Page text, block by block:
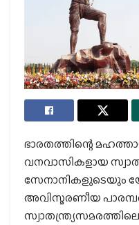
ഭാരതത്തിന്റെ
വനവാസികളായ
സേനാനികളുടെയും
അവിസ്മരണീയ